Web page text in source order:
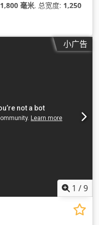
1,800 毫米, 总宽度: 1,250
小广告
1 /9